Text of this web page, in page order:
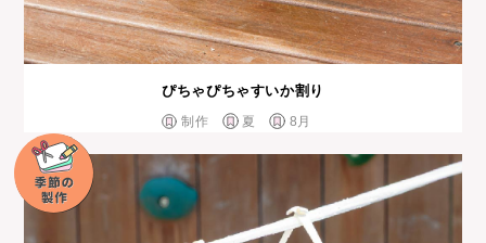
ぴちゃぴちゃすいか割り
制作 夏 8月